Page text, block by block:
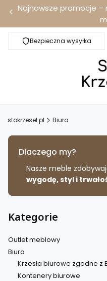
Najnowsze promocje
Bezpieczna wysyłka
stokrzesel.pl Biuro
Dlaczego my?
Nasze meble
wygodę, styl i
Kategorie
Outlet meblowy
Biuro
Krzesła biurowe zgodne z
Kontenery biurowe